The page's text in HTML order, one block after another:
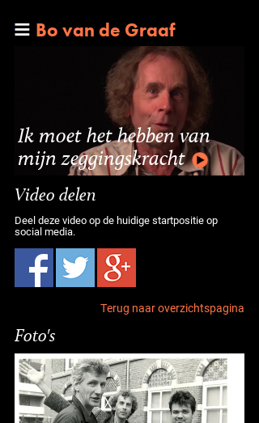
Bo van de Graaf
Ik moet het hebben van
mijn zeggingskracht
Video delen
Deel deze video op de huidige startpositie op
social media.
Terug naar overzichtspagina
Foto's